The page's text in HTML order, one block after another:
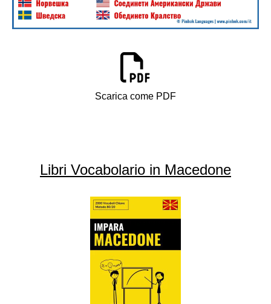
Scarica come PDF
Libri Vocabolario in Macedone